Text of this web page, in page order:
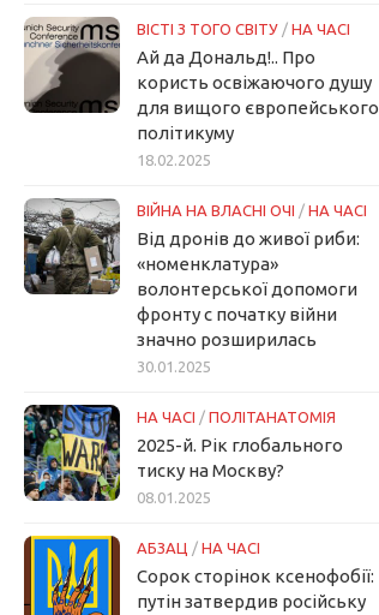
ВІСТІ З ТОГО СВІТУ / НА ЧАСІ
Ай да Дональд!.. Про
користь освіжаючого душу
для вищого європейського
політикуму
18.02.2025
ВІЙНА НА ВЛАСНІ ОЧІ / НА ЧАСІ
Від дронів до живої риби:
«номенклатура»
волонтерської допомоги
фронту с початку війни
значно розширилась
30.01.2025
НА ЧАСІ / ПОЛІТАНАТОМІЯ
2025-й. Рік глобального
тиску на Москву?
08.01.2025
АБЗАЦ / НА ЧАСІ
Сорок сторінок ксенофобії:
путін затвердив російську